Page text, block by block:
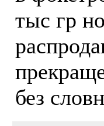
тыс гр
без